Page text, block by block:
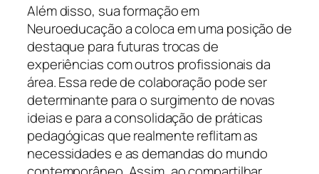
Além disso, sua formação em
Neuroeducação a coloca em uma posição de
destaque para futuras trocas de
experiências com outros profissionais da
área. Essa rede de colaboração pode ser
determinante para o surgimento de novas
ideias e para a consolidação de práticas
pedagógicas que realmente reflitam as
necessidades e as demandas do mundo